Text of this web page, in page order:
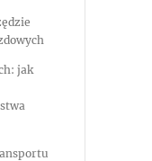
jak